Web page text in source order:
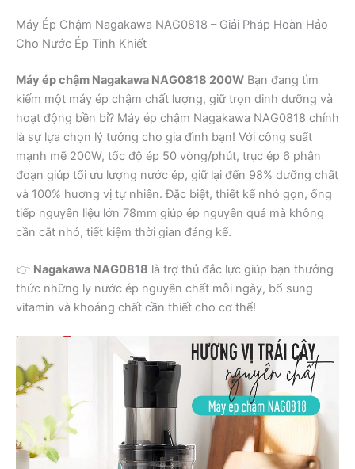
Máy Ép Chậm Nagakawa NAG0818 – Giải Pháp Hoàn Hảo
Cho Nước Ép Tinh Khiết
Máy ép chậm Nagakawa NAG0818 200W Bạn đang tìm
kiếm một máy ép chậm chất lượng, giữ trọn dinh dưỡng và
hoạt động bền bỉ? Máy ép chậm Nagakawa NAG0818 chính
là sự lựa chọn lý tưởng cho gia đình bạn! Với công suất
mạnh mẽ 200W, tốc độ ép 50 vòng/phút, trục ép 6 phân
đoạn giúp tối ưu lượng nước ép, giữ lại đến 98% dưỡng chất
và 100% hương vị tự nhiên. Đặc biệt, thiết kế nhỏ gọn, ống
tiếp nguyên liệu lớn 78mm giúp ép nguyên quả mà không
cần cắt nhỏ, tiết kiệm thời gian đáng kể.
👉 Nagakawa NAG0818 là trợ thủ đắc lực giúp bạn thưởng
thức những ly nước ép nguyên chất mỗi ngày, bổ sung
vitamin và khoáng chất cần thiết cho cơ thể!